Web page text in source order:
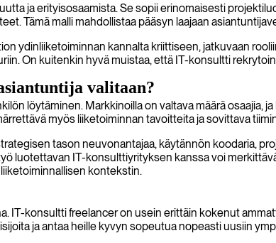
ja erityisosaamista. Se sopii erinomaisesti
Tämä malli mahdollistaa pääsyn laajaan
ydinliiketoiminnan kannalta kriittiseen, jatkuvaan
On kuitenkin hyvä muistaa, että IT-konsultti
valitaan?
löytäminen. Markkinoilla on valtava määrä osaajia,
myös liiketoiminnan tavoitteita ja sovittava
tason neuvonantajaa, käytännön koodaria,
luotettavan IT-konsulttiyrityksen kanssa voi
kontekstin.
IT-konsultti freelancer on usein erittäin kokenut
ja antaa heille kyvyn sopeutua nopeasti uusiin